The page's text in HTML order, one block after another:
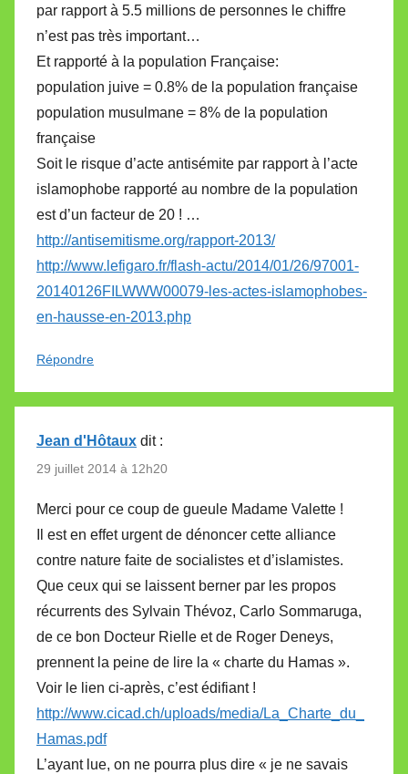
par rapport à 5.5 millions de personnes le chiffre
n’est pas très important…
Et rapporté à la population Française:
population juive = 0.8% de la population française
population musulmane = 8% de la population
française
Soit le risque d’acte antisémite par rapport à l’acte
islamophobe rapporté au nombre de la population
est d’un facteur de 20 ! …
http://antisemitisme.org/rapport-2013/
http://www.lefigaro.fr/flash-actu/2014/01/26/97001-
20140126FILWWW00079-les-actes-islamophobes-
en-hausse-en-2013.php
Répondre
Jean d'Hôtaux dit :
29 juillet 2014 à 12h20
Merci pour ce coup de gueule Madame Valette !
Il est en effet urgent de dénoncer cette alliance
contre nature faite de socialistes et d’islamistes.
Que ceux qui se laissent berner par les propos
récurrents des Sylvain Thévoz, Carlo Sommaruga,
de ce bon Docteur Rielle et de Roger Deneys,
prennent la peine de lire la « charte du Hamas ».
Voir le lien ci-après, c’est édifiant !
http://www.cicad.ch/uploads/media/La_Charte_du_
Hamas.pdf
L’ayant lue, on ne pourra plus dire « je ne savais